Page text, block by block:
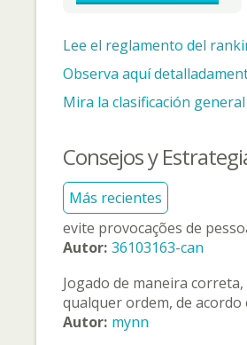
Lee el reglamento del
Observa aquí
Mira la clasificación general
Consejos y
Más recientes
evite provocações de
Autor: 36103163-can
Jogado de maneira
qualquer ordem, de
Autor: mynn